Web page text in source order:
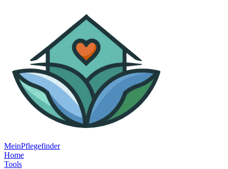
MeinPflegefinder
Home
Tools